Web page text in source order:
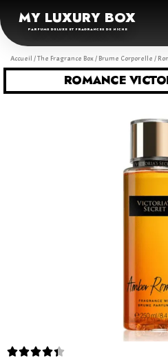
MY LUXURY BOX
PARFUMS DELUXE ET FRAGRANCES DE NICHE
Accueil /The Fragrance Box/ Brume Corporelle /
ROMANCE
